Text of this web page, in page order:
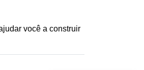
você a construir